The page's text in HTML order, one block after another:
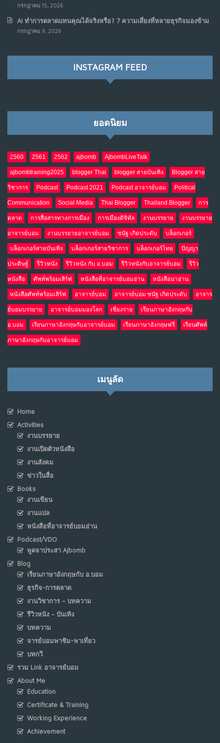
กรกฎาคม 15, 2026
AI ทำการตลาดแทนคุณได้จริงหรือ? 7 ความเสี่ยงที่หลายธุรกิจมองข้าม
กรกฎาคม 9, 2026
INSTAGRAM FEED
ยอดนิยม
2560 2561 2562 ajbomb AjbombLiveTalk
ajbombtraining2025 blogger Thai blogger สายบันเทิง Blogger สาย
วิชาการ Podcast Podcast 2021 Podcast อาจารย์บอม Political
Communication Social Media Thai Blogger Thailand Blogger การ
ตลาด การสื่อสารทางการเมือง การเมืองดิจิทัล งานบรรยาย งานบรรยาย
อาจารย์บอม งานบรรยายอาจารย์บอม ชนัฐ เกิดประดับ บล็อกเกอร์
บล็อกเกอร์สายบันเทิง บล็อกเกอร์สายวิชาการ บล็อกเกอร์ไทย ปัญญา
ประดิษฐ์ รีวิวหนัง รีวิวหนัง กับ อ.บอม รีวิวหนังกับอาจารย์บอม รีวิว
หนังสือ ศัพท์พร้อมเสิร์ฟ หนังสือที่อาจารย์บอมอ่าน หนังสือน่าอ่าน
หนังสือศัพท์พร้อมเสิร์ฟ อาจารย์บอม อาจารย์บอม ชนัฐ เกิดประดับ อาจาร
ย์บอมบรรยาย อาจารย์บอมมองโลก เชียงราย เรียนภาษาอังกฤษกับ
อ.บอม เรียนภาษาอังกฤษกับอาจารย์บอม เรียนภาษาอังกฤษฟรี เรียนศัพท์
ภาษาอังกฤษกับอาจารย์บอม
เมนูลัด
Home
Activities
งานบรรยาย
งานเปิดตัวหนังสือ
งานสังคม
ข่าวในสื่อ
Books
งานเขียน
งานแปล
หนังสือที่อาจารย์บอมอ่าน
Podcast/VDO
พูดจาประสา Ajbomb
Blog
เรียนภาษาอังกฤษกับ อ.บอม
ธุรกิจ-การตลาด
งานวิชาการ – บทความ
รีวิวหนัง – บันเทิง
บทความ
จารย์บอมพาชิม-พาเที่ยว
บทกวี
รวม Link อาจารย์บอม
About Me
Education
Certificate & Training
Working Experience
Achievement